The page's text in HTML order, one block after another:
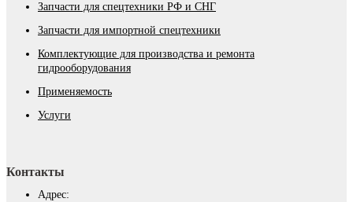
Запчасти для спецтехники РФ и СНГ
Запчасти для импортной спецтехники
Комплектующие для производства и ремонта
гидрооборудования
Применяемость
Услуги
Контакты
Адрес: